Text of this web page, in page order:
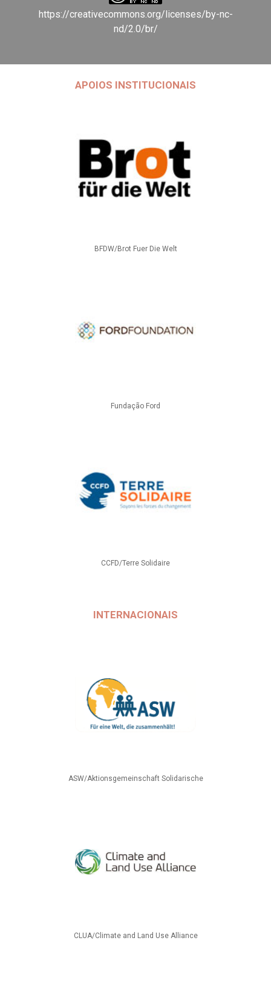
https://creativecommons.org/licenses/by-nc-
nd/2.0/br/
APOIOS INSTITUCIONAIS
BFDW/Brot Fuer Die Welt
Fundação Ford
CCFD/Terre Solidaire
INTERNACIONAIS
ASW/Aktionsgemeinschaft Solidarische
CLUA/Climate and Land Use Alliance